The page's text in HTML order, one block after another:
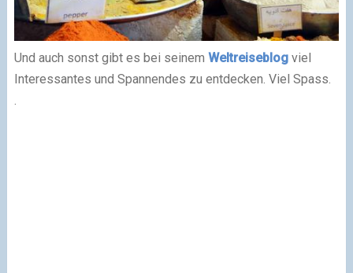
Und auch sonst gibt es bei seinem Weltreiseblogviel
Interessantes und Spannendes zu entdecken. Viel Spass.
.